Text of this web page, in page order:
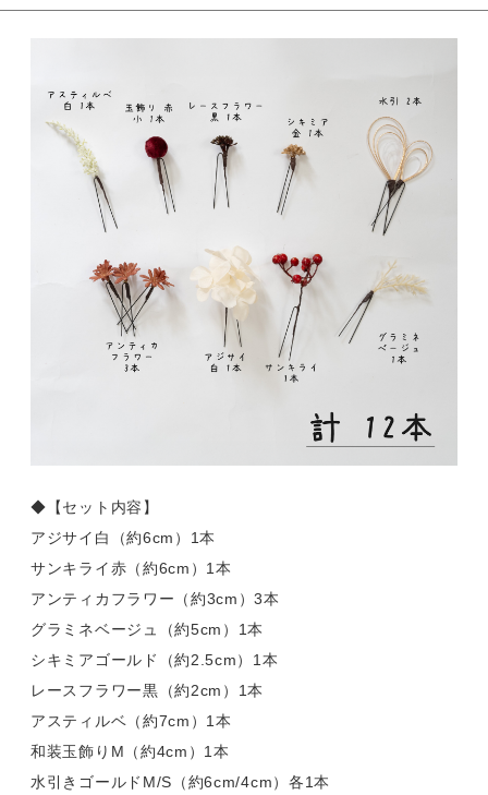
◆【セット内容】
アジサイ白（約6cm）1本
サンキライ赤（約6cm）1本
アンティカフラワー（約3cm）3本
グラミネベージュ（約5cm）1本
シキミアゴールド（約2.5cm）1本
レースフラワー黒（約2cm）1本
アスティルベ（約7cm）1本
和装玉飾りM（約4cm）1本
水引きゴールドM/S（約6cm/4cm）各1本